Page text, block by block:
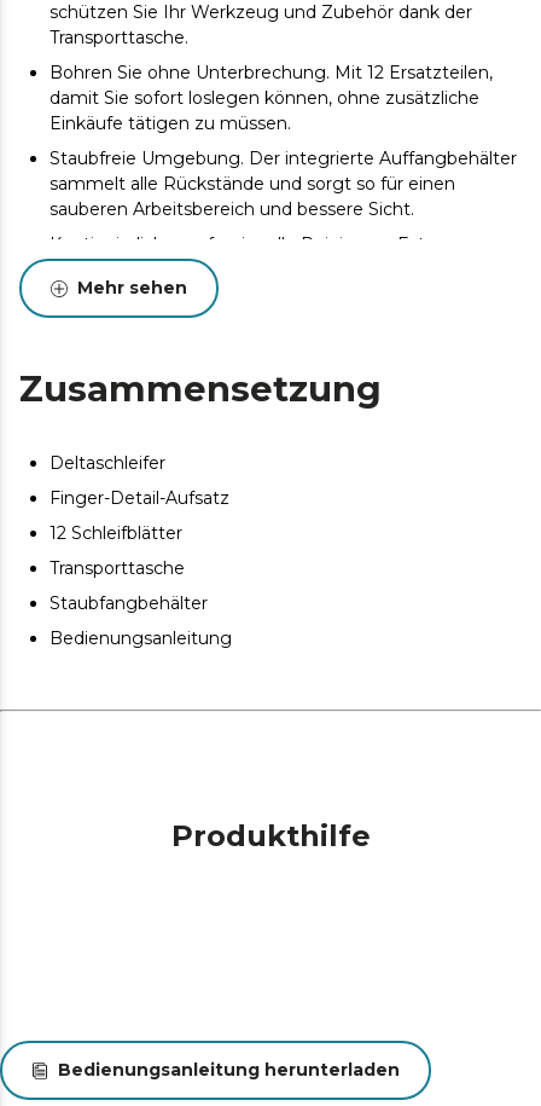
schützen Sie Ihr Werkzeug und Zubehör dank der
Transporttasche.
Bohren Sie ohne Unterbrechung. Mit 12 Ersatzteilen,
damit Sie sofort loslegen können, ohne zusätzliche
Einkäufe tätigen zu müssen.
Staubfreie Umgebung. Der integrierte Auffangbehälter
sammelt alle Rückstände und sorgt so für einen
sauberen Arbeitsbereich und bessere Sicht.
Kontinuierliche professionelle Reinigung. Externer
Absauganschluss für eine staubfreie Arbeitsumgebung
bei längeren oder anspruchsvollen Einsätzen.
Mehr sehen
Zusammensetzung
Deltaschleifer
Finger-Detail-Aufsatz
12 Schleifblätter
Transporttasche
Staubfangbehälter
Bedienungsanleitung
Produkthilfe
Bedienungsanleitung herunterladen